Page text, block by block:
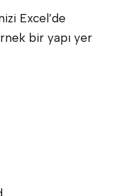
Excel’de
bir yapı yer